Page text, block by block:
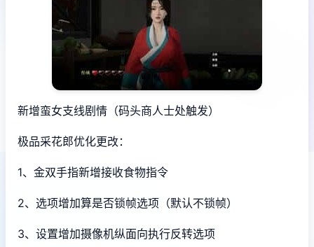
新增蛮女支线剧情（码头商人士处触发）
极品采花郎优化更改：
1、金双手指新增接收食物指令
2、选项增加算是否锁帧选项（默认不锁帧）
3、设置增加摄像机纵面向执行反转选项